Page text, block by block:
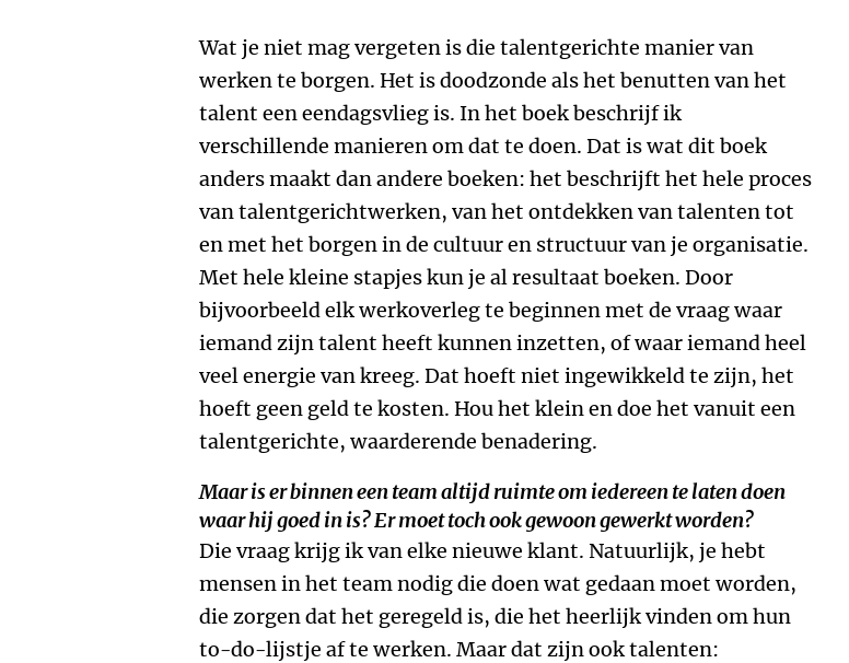
Wat je niet mag vergeten is die talentgerichte manier van
werken te borgen. Het is doodzonde als het benutten van het
talent een eendagsvlieg is. In het boek beschrijf ik
verschillende manieren om dat te doen. Dat is wat dit boek
anders maakt dan andere boeken: het beschrijft het hele proces
van talentgerichtwerken, van het ontdekken van talenten tot
en met het borgen in de cultuur en structuur van je organisatie.
Met hele kleine stapjes kun je al resultaat boeken. Door
bijvoorbeeld elk werkoverleg te beginnen met de vraag waar
iemand zijn talent heeft kunnen inzetten, of waar iemand heel
veel energie van kreeg. Dat hoeft niet ingewikkeld te zijn, het
hoeft geen geld te kosten. Hou het klein en doe het vanuit een
talentgerichte, waarderende benadering.
Maar is er binnen een team altijd ruimte om iedereen te laten doen
waar hij goed in is? Er moet toch ook gewoon gewerkt worden?
Die vraag krijg ik van elke nieuwe klant. Natuurlijk, je hebt
mensen in het team nodig die doen wat gedaan moet worden,
die zorgen dat het geregeld is, die het heerlijk vinden om hun
to-do-lijstje af te werken. Maar dat zijn ook talenten: